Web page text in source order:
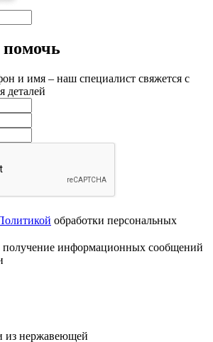
и имя – наш специалист свяжется с
деталей
обработки персональных
получение информационных сообщений
из нержавеющей